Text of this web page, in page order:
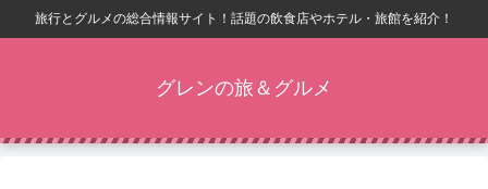
旅行とグルメの総合情報サイト！話題の飲食店やホテル・旅館を紹介！
グレンの旅＆グルメ